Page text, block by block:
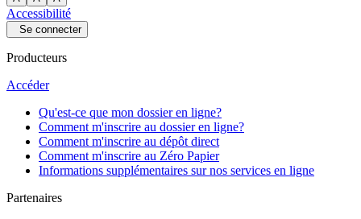
Accessibilité
Se connecter
Producteurs
Accéder
Qu'est-ce que mon dossier en ligne?
Comment m'inscrire au dossier en ligne?
Comment m'inscrire au dépôt direct
Comment m'inscrire au Zéro Papier
Informations supplémentaires sur nos services en ligne
Partenaires